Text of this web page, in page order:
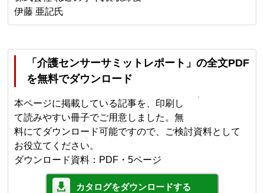
伊藤 亜記氏
「介護センサーサミットレポート」の全文PDF
を無料でダウンロード
本ページに掲載している記事を、印刷し
て読みやすい冊子でご用意しました。無
料にてダウンロード可能ですので、ご検討資料として
お役立てください。
ダウンロード資料：PDF・5ページ
カタログをダウンロードする